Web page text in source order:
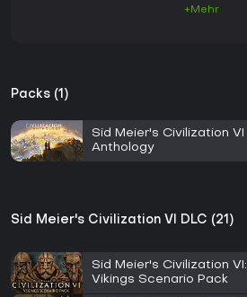
+Mehr
Packs (1)
Sid Meier's Civilization VI
Anthology
Sid Meier's Civilization VI DLC (21)
Sid Meier's Civilization VI:
Vikings Scenario Pack